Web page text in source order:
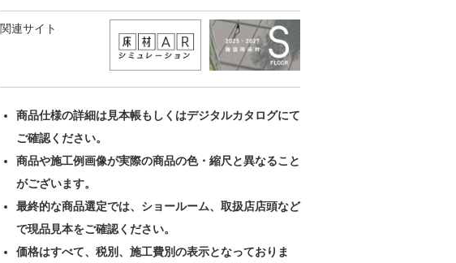
関連サイト
商品仕様の詳細は見本帳もしくはデジタルカタログにて
ご確認ください。
商品や施工例画像が実際の商品の色・縮尺と異なること
がございます。
最終的な商品選定では、ショールーム、取扱店店頭など
で現品見本をご確認ください。
価格はすべて、税別、施工費別の表示となっておりま